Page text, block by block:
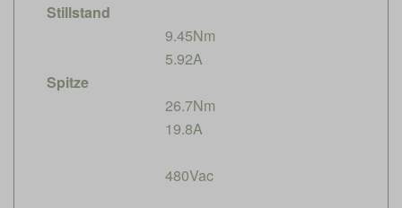
Stillstand
9.45Nm
5.92A
Spitze
26.7Nm
19.8A
480Vac